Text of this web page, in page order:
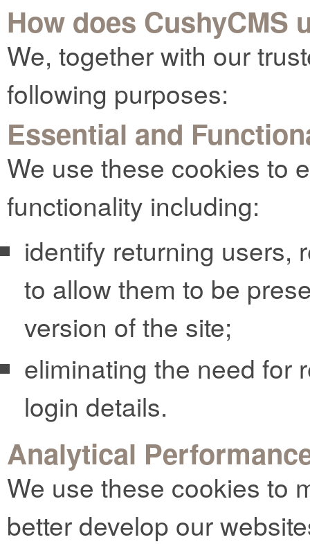
How does CushyCMS
We, together with our
following purposes:
Essential and
We use these cookies to
functionality including:
identify returning users,
to allow them to be
version of the site;
eliminating the need for
login details.
Analytical
We use these cookies to
better develop our